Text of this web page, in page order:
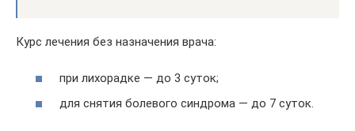
Курс лечения без назначения врача:
при лихорадке — до 3 суток;
для снятия болевого синдрома — до 7 суток.